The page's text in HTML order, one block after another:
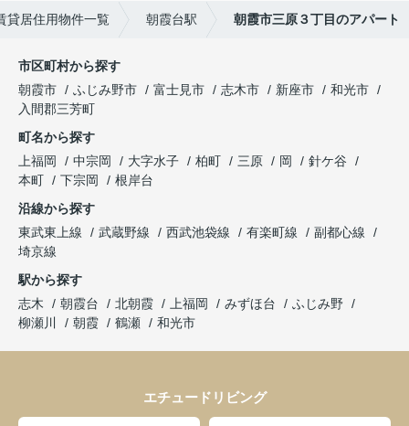
貸居住用物件一覧 朝霞台駅 朝霞市三原３丁目のアパート
市区町村から探す
朝霞市
ふじみ野市 富士見市 志木市 新座市
和光市
入間郡三芳町
町名から探す
上福岡
中宗岡 大字水子 柏町 三原 岡
針ケ谷
本町
下宗岡
根岸台
沿線から探す
東武東上線
武蔵野線 西武池袋線 有楽町線
副都心線
埼京線
駅から探す
志木
朝霞台 北朝霞 上福岡 みずほ台
ふじみ野
柳瀬川
朝霞 鶴瀬 和光市
エチュードリビング